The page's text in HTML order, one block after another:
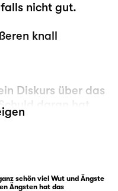
nicht gut.
knall
Diskurs über das
daran hat,
Geht da noch
by herself,
Halbzeit sei.
statt 3,5
noch 3,5
schön viel Wut und Ängste
Ängsten hat das